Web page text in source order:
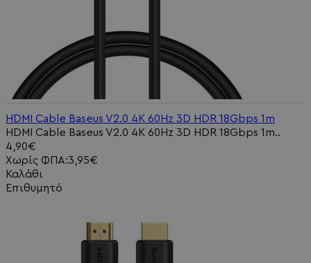
HDMI Cable Baseus V2.0 4K 60Hz 3D HDR 18Gbps 1m
HDMI Cable Baseus V2.0 4K 60Hz 3D HDR 18Gbps 1m..
4,90€
Χωρίς ΦΠΑ:3,95€
Καλάθι
Επιθυμητό